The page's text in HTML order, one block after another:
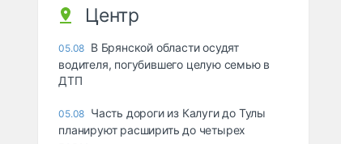
Центр
05.08 В Брянской области осудят
водителя, погубившего целую семью в
ДТП
05.08 Часть дороги из Калуги до Тулы
планируют расширить до четырех